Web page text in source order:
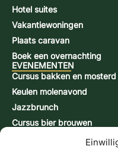
Hotel suites
Vakantiewoningen
Plaats caravan
Boek een overnachting
EVENEMENTEN
Cursus bakken en mosterd
Keulen molenavond
Jazzbrunch
Cursus bier brouwen